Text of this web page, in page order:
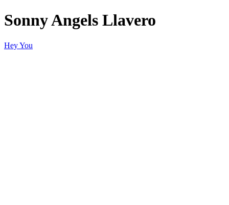
Sonny Angels Llavero
Hey You